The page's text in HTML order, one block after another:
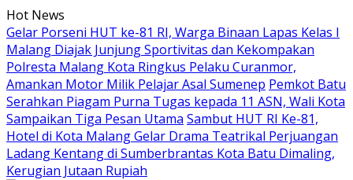
Langsung
ke
konten
Hot News
Gelar Porseni HUT ke-81 RI, Warga Binaan Lapas Kelas I
Malang Diajak Junjung Sportivitas dan Kekompakan
Polresta Malang Kota Ringkus Pelaku Curanmor,
Amankan Motor Milik Pelajar Asal Sumenep Pemkot Batu
Serahkan Piagam Purna Tugas kepada 11 ASN, Wali Kota
Sampaikan Tiga Pesan Utama Sambut HUT RI Ke-81,
Hotel di Kota Malang Gelar Drama Teatrikal Perjuangan
Ladang Kentang di Sumberbrantas Kota Batu Dimaling,
Kerugian Jutaan Rupiah